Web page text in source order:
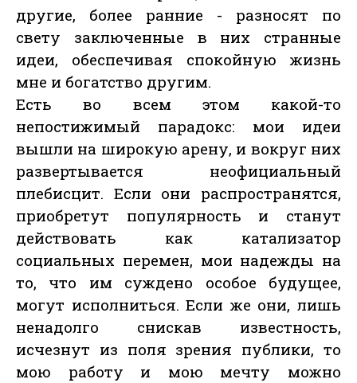
другие, более ранние - разносят по
свету заключенные в них странные
идеи, обеспечивая спокойную жизнь
мне и богатство другим.
Есть во всем этом какой-то
непостижимый парадокс: мои идеи
вышли на широкую арену, и вокруг них
развертывается неофициальный
плебисцит. Если они распространятся,
приобретут популярность и станут
действовать как катализатор
социальных перемен, мои надежды на
то, что им суждено особое будущее,
могут исполниться. Если же они, лишь
ненадолго снискав известность,
исчезнут из поля зрения публики, то
мою работу и мою мечту можно